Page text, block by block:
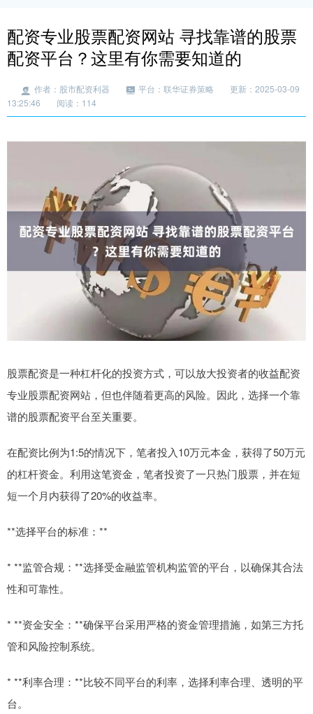
配资专业股票配资网站 寻找靠谱的股票
配资平台？这里有你需要知道的
作者：股市配资利器 平台：联华证券策略
更新：2025-03-09
13:25:46
阅读：114
股票配资是一种杠杆化的投资方式，可以放大投资者的收益配资
专业股票配资网站，但也伴随着更高的风险。因此，选择一个靠
谱的股票配资平台至关重要。
在配资比例为1:5的情况下，笔者投入10万元本金，获得了50万元
的杠杆资金。利用这笔资金，笔者投资了一只热门股票，并在短
短一个月内获得了20%的收益率。
**选择平台的标准：**
* **监管合规：**选择受金融监管机构监管的平台，以确保其合法
性和可靠性。
* **资金安全：**确保平台采用严格的资金管理措施，如第三方托
管和风险控制系统。
* **利率合理：**比较不同平台的利率，选择利率合理、透明的平
台。